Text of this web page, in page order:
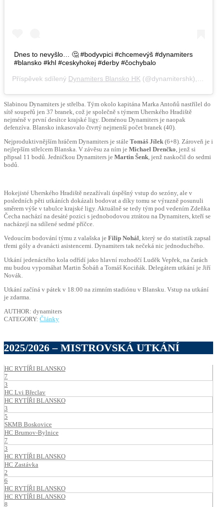
Dnes to nevyšlo… 🤔 #bodyvpici #chcemevýš #dynamiters
#blansko #khl #ceskyhokej #derby #čochybalo
Příspěvek sdílený Dynamiters Blansko HK (@dynamitershk),
Slabinou Dynamiters je střelba. Tým okolo kapitána Marka Antoňů nastřílel do
sítě soupeřů jen 37 branek, což je společně s týmem Uherského Hradiště
nejméně v první desítce krajské ligy. Doménou Dynamiters je naopak
defenzíva. Blansko inkasovalo čtvrtý nejmenší počet branek (40).
Nejproduktivnějším hráčem Dynamiters je stále Tomáš Jílek (6+8). Zároveň je i
nejlepším střelcem Blanska. V závěsu za ním je Michael Drenčko, jenž si
připsal 11 bodů. Jedničkou Dynamiters je Martin Šenk, jenž naskočil do sedmi
bodů.
Hokejisté Uherského Hradiště nezažívali úspěšný vstup do sezóny, ale v
posledních pěti utkáních dokázali bodovat a díky tomu se výrazně posunuli
směrem výše v tabulce krajské ligy. Aktuálně se tedy tým pod vedením Zdeňka
Čecha nachází na desáté pozici s jednobodovou ztrátou na Dynamiters, kteří se
nacházejí na sdílené sedmé příčce.
Vedoucím bodování týmu z valašska je Filip Nohál, který se do statistik zapsal
třemi góly a dvanácti asistencemi. Dynamiters tak nečeká nic jednoduchého.
Utkání jedenáctého kola odřídí jako hlavní rozhodčí Luděk Vepřek, na čarách
mu budou vypomáhat Martin Šobáň a Tomáš Kociňák. Delegátem utkání je Jiří
Novák.
Utkání začíná v pátek v 18:00 na zimním stadiónu v Blansku. Vstup na utkání
je zdarma.
AUTHOR: dynamiters
CATEGORY: Články
2025/2026 – MISTROVSKÁ UTKÁNÍ
HC RYTÍŘI BLANSKO
7
3
HC Lvi Břeclav
HC RYTÍŘI BLANSKO
3
5
SKMB Boskovice
HC Brumov-Bylnice
7
3
HC RYTÍŘI BLANSKO
HC Zastávka
2
6
HC RYTÍŘI BLANSKO
HC RYTÍŘI BLANSKO
8